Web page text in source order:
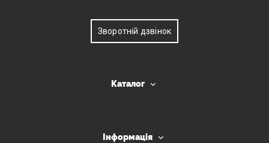
Зворотній дзвінок
Каталог
Інформація